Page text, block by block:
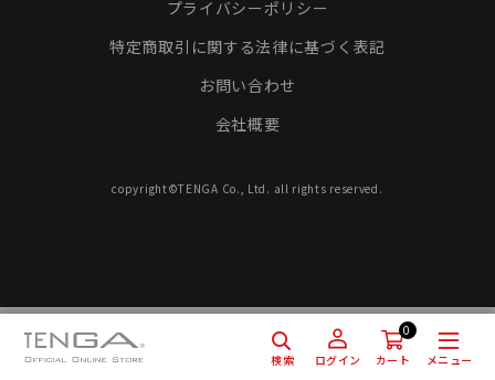
検索 ログイン
0
カート
メニュー
プライバシーポリシー
特定商取引に関する法律に基づく表記
お問い合わせ
会社概要
copyright©TENGA Co., Ltd. all rights reserved.